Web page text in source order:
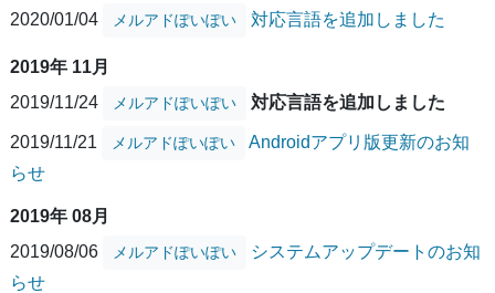
2020/01/04
メルアドぽいぽい 対応言語を追加しました
2019年 11月
2019/11/24
メルアドぽいぽい 対応言語を追加しました
2019/11/21 メルアドぽいぽい
Androidアプリ版更新のお知
らせ
2019年 08月
2019/08/06
メルアドぽいぽい
システムアップデートのお知
らせ